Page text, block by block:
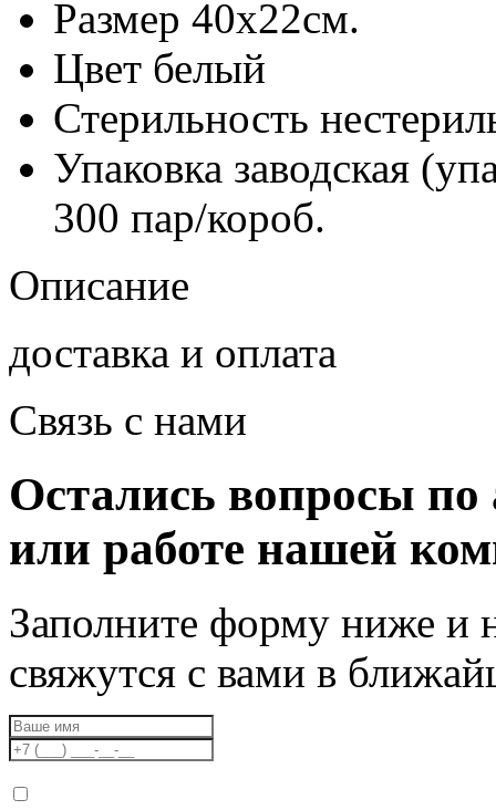
Размер 40х22см.
Цвет белый
Стерильность
Упаковка заводская
300 пар/короб.
Описание
доставка и оплата
Связь с нами
Остались вопросы по
или работе нашей
Заполните форму ниже и
свяжутся с вами в